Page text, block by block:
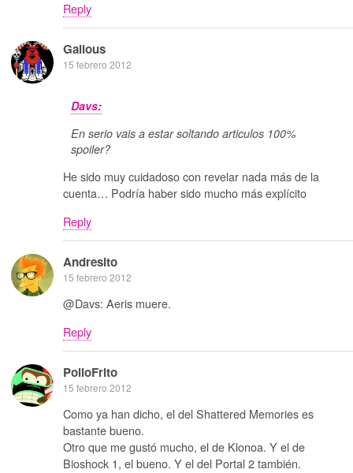
Reply
Galious
15 febrero 2012
Davs:
En serio vais a estar soltando articulos 100%
spoiler?
He sido muy cuidadoso con revelar nada más de la
cuenta… Podría haber sido mucho más explícito
Reply
Andresito
15 febrero 2012
@Davs: Aeris muere.
Reply
PolloFrito
15 febrero 2012
Como ya han dicho, el del Shattered Memories es
bastante bueno.
Otro que me gustó mucho, el de Klonoa. Y el de
Bioshock 1, el bueno. Y el del Portal 2 también.